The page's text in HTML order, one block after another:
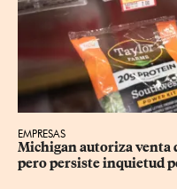
EMPRESAS
Michigan autoriza venta
pero persiste inquietud